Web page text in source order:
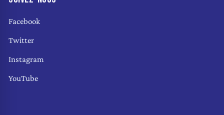
Facebook
Twitter
Instagram
YouTube